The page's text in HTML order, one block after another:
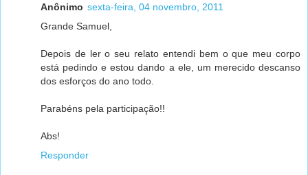
Anônimo sexta-feira, 04 novembro, 2011
Grande Samuel,
Depois de ler o seu relato entendi bem o que meu corpo
está pedindo e estou dando a ele, um merecido descanso
dos esforços do ano todo.
Parabéns pela participação!!
Abs!
Responder